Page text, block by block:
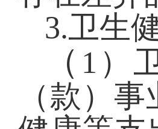
3.卫生
（ 1）
（款）